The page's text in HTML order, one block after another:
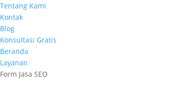
Tentang Kami
Kontak
Blog
Konsultasi Gratis
Beranda
Layanan
Form Jasa SEO